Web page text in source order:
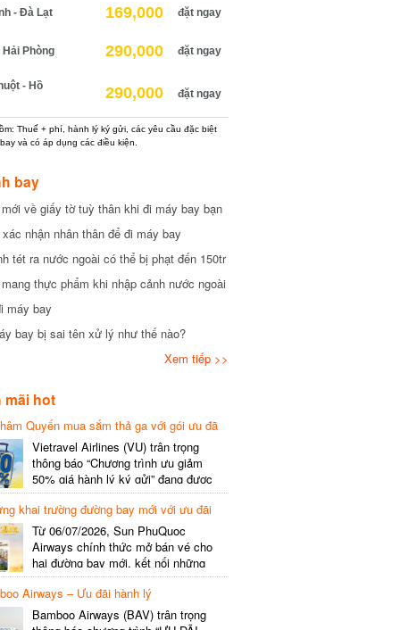
- Đà Lạt 169,000 đặt ngay
Phòng 290,000 đặt ngay
- Hồ
290,000 đặt ngay
Thuế + phí, hành lý ký gửi, các yêu cầu đặc biệt
và có áp dụng các điều kiện.
bay
về giấy tờ tuỳ thân khi đi máy bay bạn
nhận nhân thân để đi máy bay
tét ra nước ngoài có thể bị phạt đến 150tr
thực phẩm khi nhập cảnh nước ngoài
bay
bay bị sai tên xử lý như thế nào?
Xem tiếp >>
hot
Quyến mua sắm thả ga với gói ưu đã
gói cước
Vietravel Airlines (VU) trân trọng
thông báo “Chương trình ưu giảm
50% giá hành lý ký gửi” đang được
triển khai cho đường bay quốc tế mới
kết nối từ TP. Hồ Chí Minh
(SGN) đi Thâm Quyến – Trung Quốc
(SZX), chi tiết như sau: LỊCH BAY
CHI TIẾT Đường bay SHCB Giờ khởi
hành Giờ đến Tần suất…
khai trường đường bay mới với ưu đãi
Từ 06/07/2026, Sun PhuQuoc
Airways chính thức mở bán vé cho
hai đường bay mới, kết nối những
điểm đến giàu trải nghiệm, giúp hành
khách khám phá vẻ đẹp thiên nhiên
và văn hóa của miền Trung Việt Nam.
Airways – Ưu đãi hành lý
Bamboo Airways (BAV) trân trọng